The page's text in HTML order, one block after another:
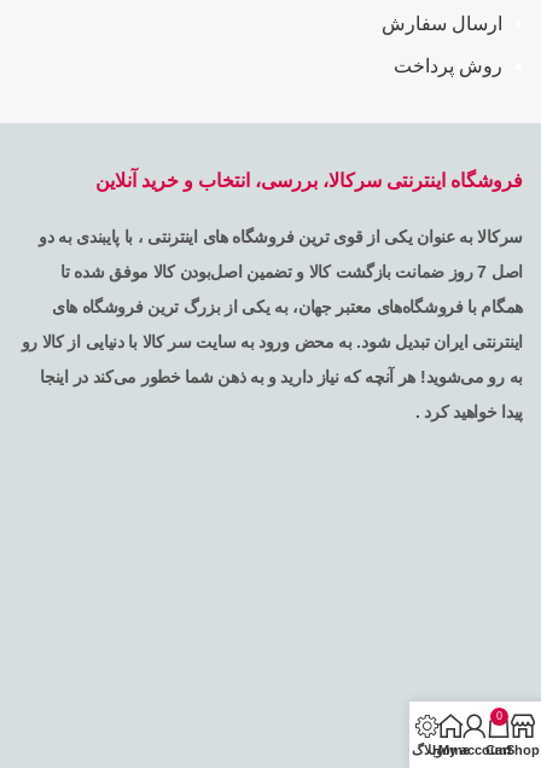
ارسال سفارش
روش پرداخت
فروشگاه اینترنتی سرکالا، بررسی، انتخاب و خرید آنلاین
سرکالا به عنوان یکی از قوی ترین فروشگاه های اینترنتی ، با پایبندی به دو
اصل 7 روز ضمانت بازگشت کالا و تضمین اصل‌بودن کالا موفق شده تا
همگام با فروشگاه‌های معتبر جهان، به یکی از بزرگ ترین فروشگاه های
اینترنتی ایران تبدیل شود. به محض ورود به سایت سر کالا با دنیایی از کالا رو
به رو می‌شوید! هر آنچه که نیاز دارید و به ذهن شما خطور می‌کند در اینجا
پیدا خواهید کرد .
Shop
0
Cart
My account
Homeوبلاگ